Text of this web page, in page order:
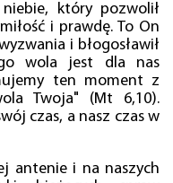
który pozwolił
i prawdę. To On
i błogosławił
wola jest dla nas
ten moment z
Twoja" (Mt 6,10).
czas, a nasz czas w
antenie i na naszych